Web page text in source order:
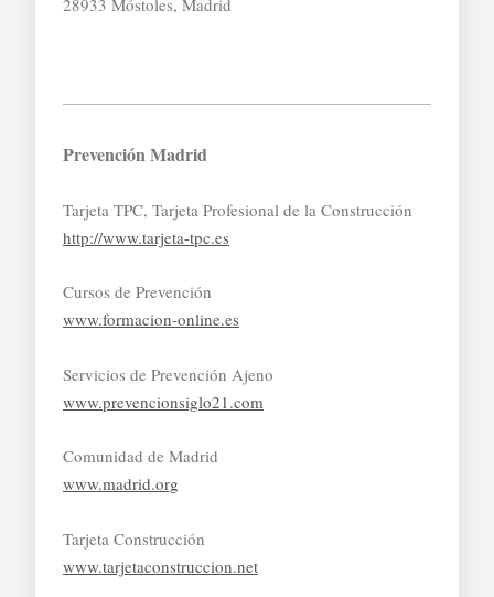
Prevención Madrid
Tarjeta TPC, Tarjeta Profesional de la Construcción
http://www.tarjeta-tpc.es
Cursos de Prevención
www.formacion-online.es
Servicios de Prevención Ajeno
www.prevencionsiglo21.com
Comunidad de Madrid
www.madrid.org
Tarjeta Construcción
www.tarjetaconstruccion.net